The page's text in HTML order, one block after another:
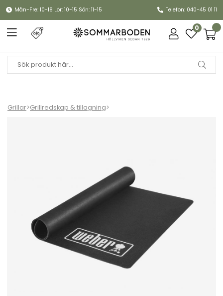
Mån-Fre: 10-18 Lör: 10-15 Sön: 11-15 Telefon: 040-45 01 11
0
Grillar>Grillredskap & tillagning>